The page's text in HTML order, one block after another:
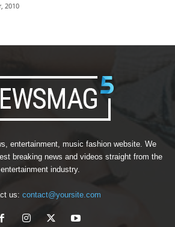
2010
entertainment, music fashion website. We
breaking news and videos straight from the
entertainment industry.
us: contact@yoursite.com